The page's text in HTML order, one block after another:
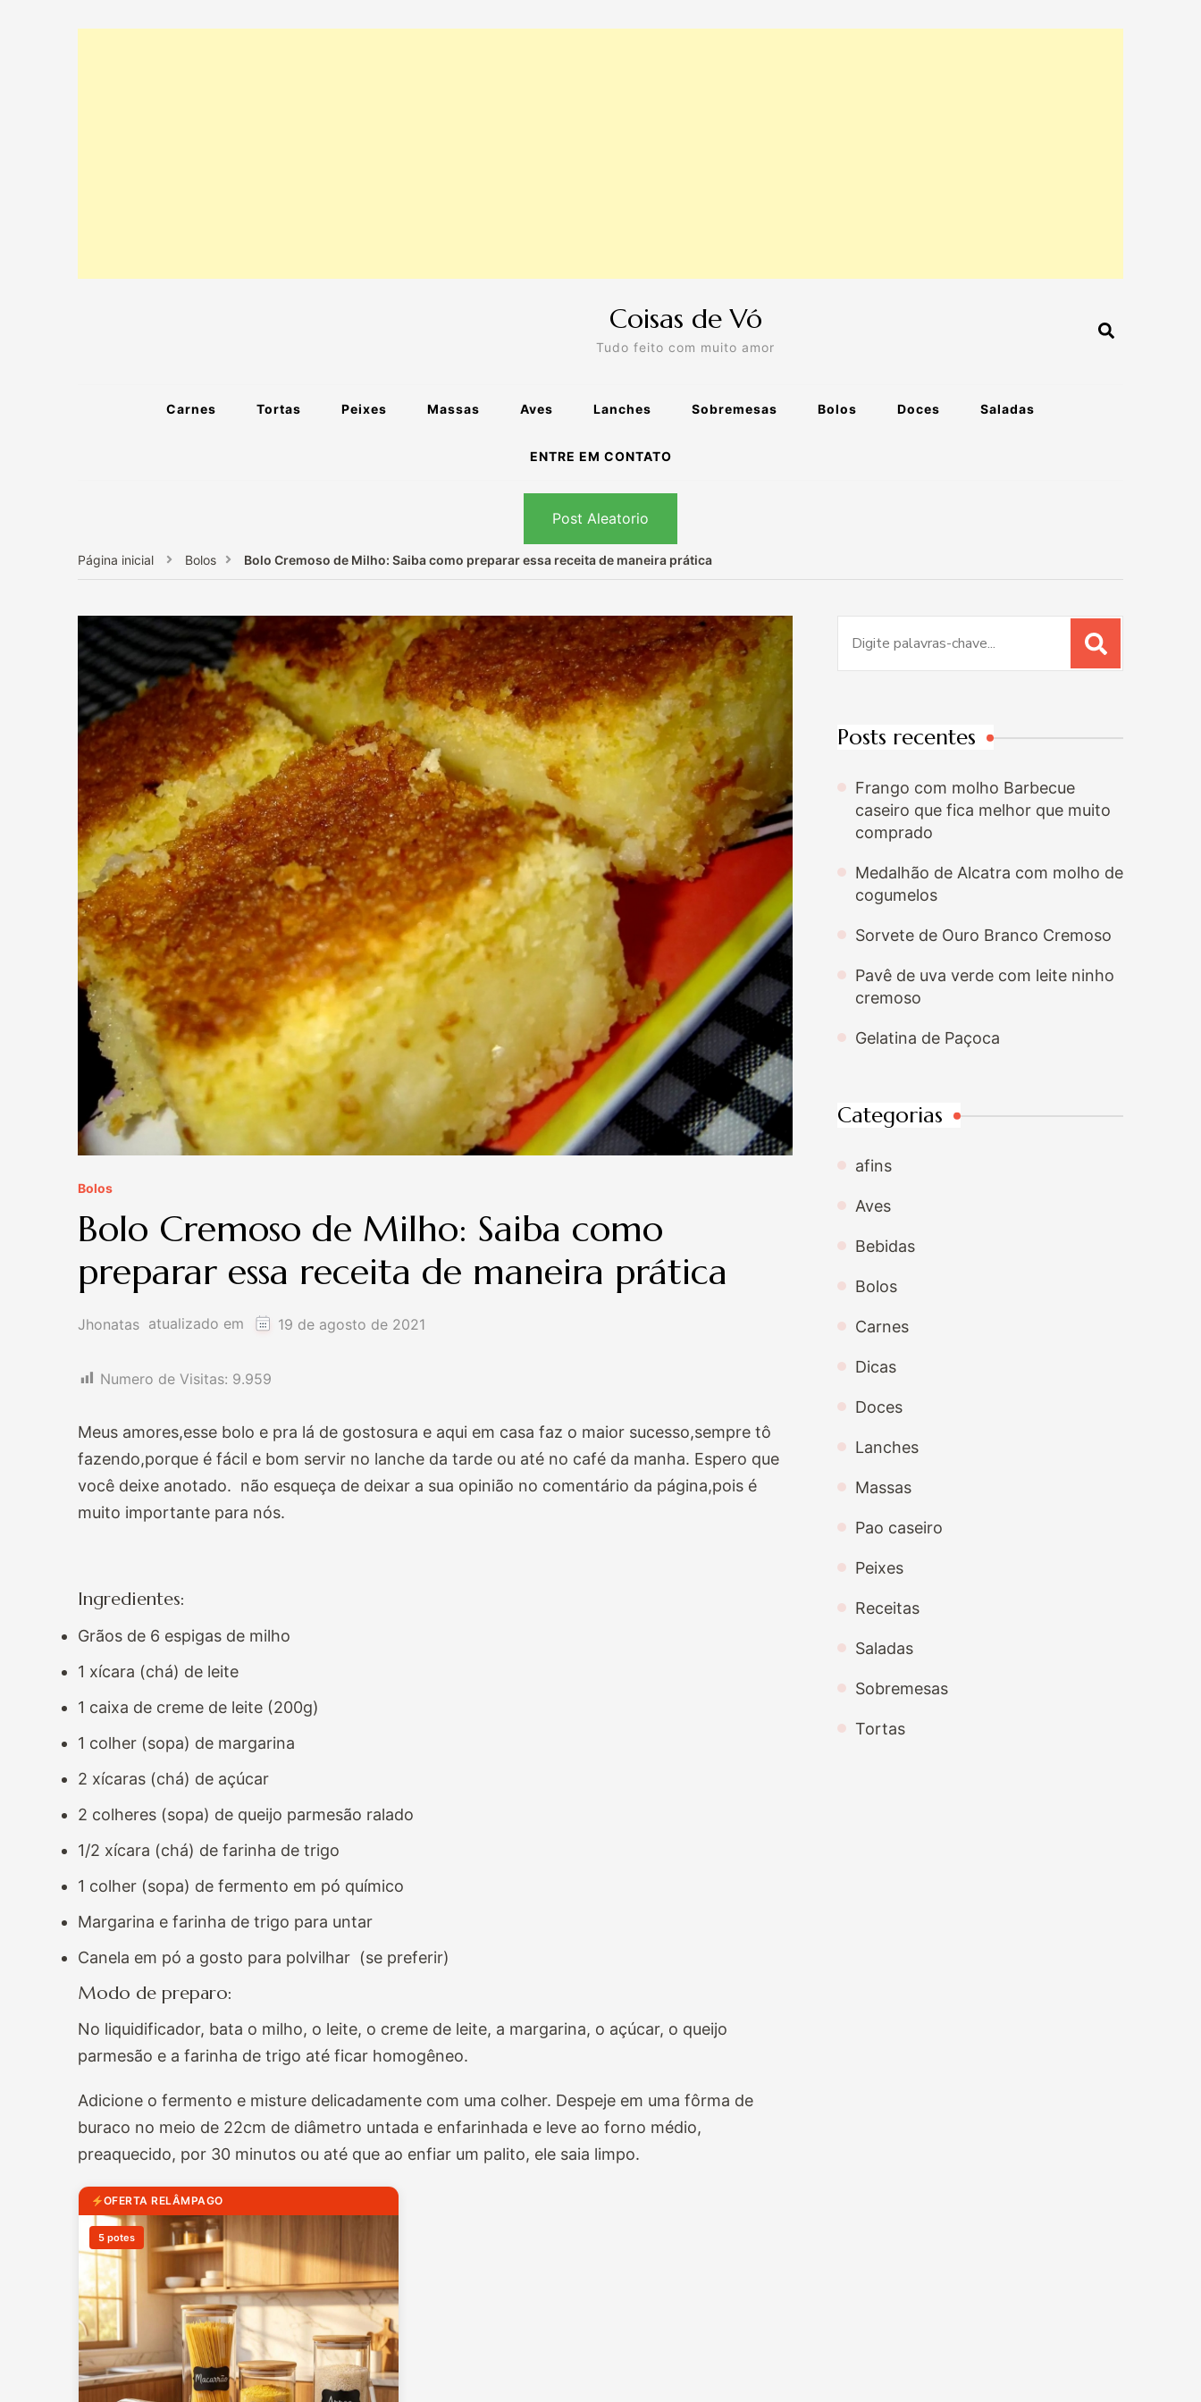
Coisas de Vó
Tudo feito com muito amor
Carnes Tortas Peixes Massas Aves Lanches Sobremesas Bolos Doces Saladas
ENTRE EM CONTATO
Post Aleatorio
Página inicial Bolos Bolo Cremoso de Milho: Saiba como preparar essa receita de maneira prática
Bolos
Bolo Cremoso de Milho: Saiba como
preparar essa receita de maneira prática
Jhonatas atualizado em 19 de agosto de 2021
Numero de Visitas: 9.959
Meus amores,esse bolo e pra lá de gostosura e aqui em casa faz o maior sucesso,sempre tô
fazendo,porque é fácil e bom servir no lanche da tarde ou até no café da manha. Espero que
você deixe anotado. não esqueça de deixar a sua opinião no comentário da página,pois é
muito importante para nós.
Ingredientes:
Grãos de 6 espigas de milho
1 xícara (chá) de leite
1 caixa de creme de leite (200g)
1 colher (sopa) de margarina
2 xícaras (chá) de açúcar
2 colheres (sopa) de queijo parmesão ralado
1/2 xícara (chá) de farinha de trigo
1 colher (sopa) de fermento em pó químico
Margarina e farinha de trigo para untar
Canela em pó a gosto para polvilhar (se preferir)
Modo de preparo:
No liquidificador, bata o milho, o leite, o creme de leite, a margarina, o açúcar, o queijo
parmesão e a farinha de trigo até ficar homogêneo.
Adicione o fermento e misture delicadamente com uma colher. Despeje em uma fôrma de
buraco no meio de 22cm de diâmetro untada e enfarinhada e leve ao forno médio,
preaquecido, por 30 minutos ou até que ao enfiar um palito, ele saia limpo.
OFERTA RELÂMPAGO
5 potes
por:
Posts recentes
Frango com molho Barbecue
caseiro que fica melhor que muito
comprado
Medalhão de Alcatra com molho de
cogumelos
Sorvete de Ouro Branco Cremoso
Pavê de uva verde com leite ninho
cremoso
Gelatina de Paçoca
Categorias
afins
Aves
Bebidas
Bolos
Carnes
Dicas
Doces
Lanches
Massas
Pao caseiro
Peixes
Receitas
Saladas
Sobremesas
Tortas